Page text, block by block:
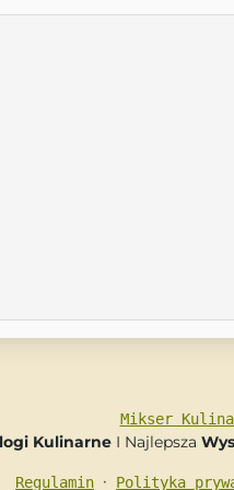
Mikser
Kulinarne I Najlepsza
Regulamin • Polityka